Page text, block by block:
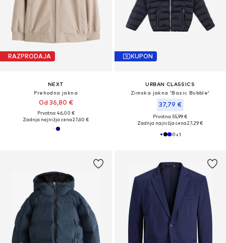
RAZPRODAJA
NEXT
Prehodna jakna
Od 36,80 €
Prvotno: 46,00 €
Zadnja najnižja cena27,60 €
KUPON
URBAN CLASSICS
Zimska jakna 'Basic Bubble'
37,79 €
Prvotno: 55,99 €
Zadnja najnižja cena27,29 €
+1